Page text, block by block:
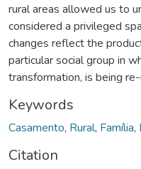
rural areas allowed us to
considered a privileged
changes reflect the
particular social group in
transformation, is being
Keywords
Casamento, Rural, Família,
Citation